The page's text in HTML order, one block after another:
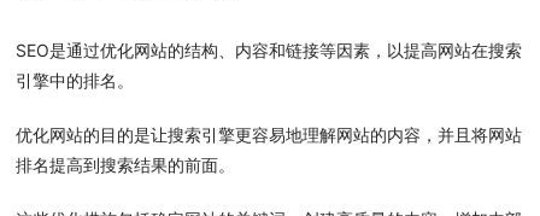
SEO是通过优化网站的结构、内容和链接等因素，以提高网站在搜索
引擎中的排名。
优化网站的目的是让搜索引擎更容易地理解网站的内容，并且将网站
排名提高到搜索结果的前面。